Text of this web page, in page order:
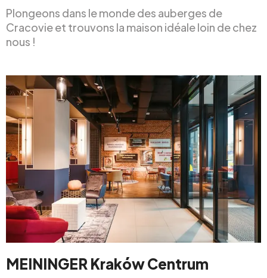
Plongeons dans le monde des auberges de
Cracovie et trouvons la maison idéale loin de chez
nous !
MEININGER Kraków Centrum